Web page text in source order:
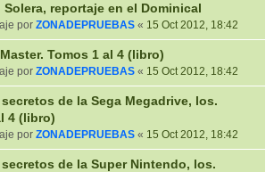
reportaje en el Dominical
por ZONADEPRUEBAS « 15 Oct 2012, 18:42
Tomos 1 al 4 (libro)
por ZONADEPRUEBAS « 15 Oct 2012, 18:42
de la Sega Megadrive, los.
4 (libro)
por ZONADEPRUEBAS « 15 Oct 2012, 18:42
de la Super Nintendo, los.